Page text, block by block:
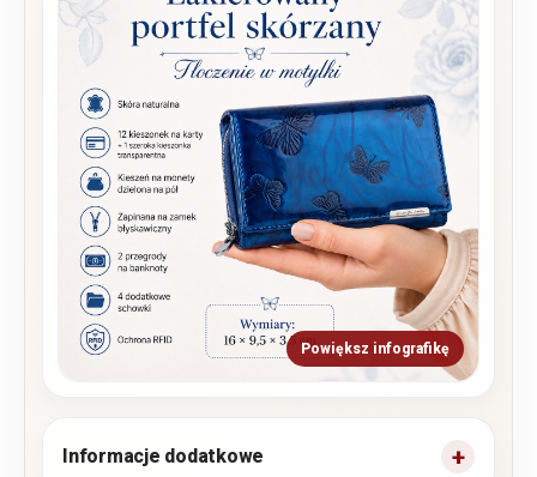
Powiększ infografikę
Informacje dodatkowe